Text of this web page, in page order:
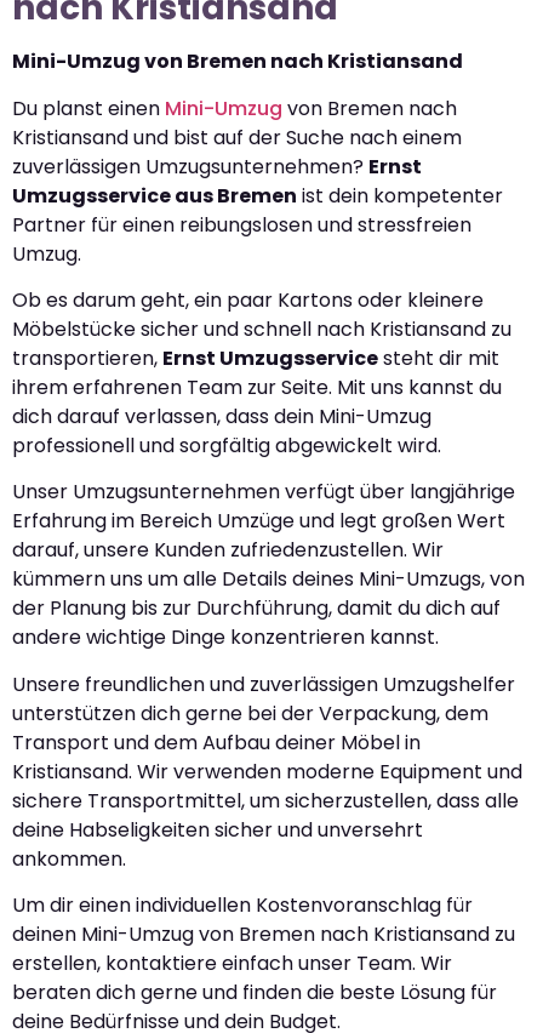
Mini-Umzug von Bremen nach Kristiansand
Du planst einen Mini-Umzug von Bremen nach
Kristiansand und bist auf der Suche nach einem
zuverlässigen Umzugsunternehmen? Ernst
Umzugsservice aus Bremen ist dein kompetenter
Partner für einen reibungslosen und stressfreien
Umzug.
Ob es darum geht, ein paar Kartons oder kleinere
Möbelstücke sicher und schnell nach Kristiansand zu
transportieren, Ernst Umzugsservicesteht dir mit
ihrem erfahrenen Team zur Seite. Mit uns kannst du
dich darauf verlassen, dass dein Mini-Umzug
professionell und sorgfältig abgewickelt wird.
Unser Umzugsunternehmen verfügt über langjährige
Erfahrung im Bereich Umzüge und legt großen Wert
darauf, unsere Kunden zufriedenzustellen. Wir
kümmern uns um alle Details deines Mini-Umzugs, von
der Planung bis zur Durchführung, damit du dich auf
andere wichtige Dinge konzentrieren kannst.
Unsere freundlichen und zuverlässigen Umzugshelfer
unterstützen dich gerne bei der Verpackung, dem
Transport und dem Aufbau deiner Möbel in
Kristiansand. Wir verwenden moderne Equipment und
sichere Transportmittel, um sicherzustellen, dass alle
deine Habseligkeiten sicher und unversehrt
ankommen.
Um dir einen individuellen Kostenvoranschlag für
deinen Mini-Umzug von Bremen nach Kristiansand zu
erstellen, kontaktiere einfach unser Team. Wir
beraten dich gerne und finden die beste Lösung für
deine Bedürfnisse und dein Budget.